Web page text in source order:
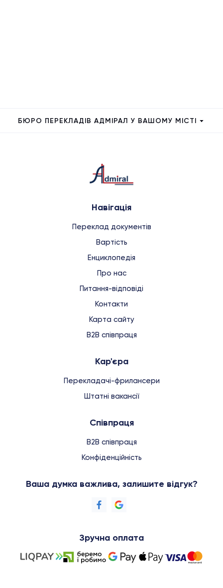
БЮРО ПЕРЕКЛАДІВ АДМІРАЛ У ВАШОМУ МІСТІ
Навігація
Переклад документів
Вартість
Енциклопедія
Про нас
Питання-відповіді
Контакти
Карта сайту
B2B співпраця
Кар'єра
Перекладачі-фрилансери
Штатні вакансії
Співпраця
B2B співпраця
Конфіденційність
Ваша думка важлива, залишите відгук?
Зручна оплата